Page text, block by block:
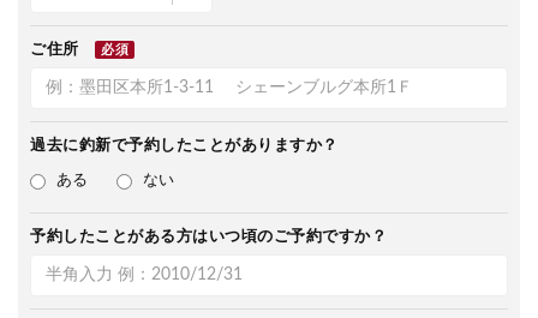
ご住所 必須
過去に釣新で予約したことがありますか？
ある ない
予約したことがある方はいつ頃のご予約ですか？